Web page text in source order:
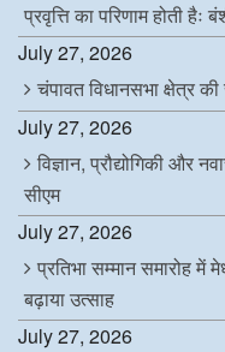
प्रवृत्ति का परिणाम होती हैः
July 27, 2026
चंपावत विधानसभा क्षेत्र
July 27, 2026
विज्ञान, प्रौद्योगिकी और
सीएम
July 27, 2026
प्रतिभा सम्मान समारोह में
बढ़ाया उत्साह
July 27, 2026